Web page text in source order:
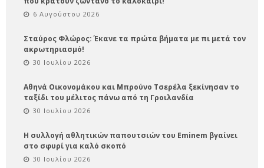
6 Αυγούστου 2026
Σταύρος Φλώρος: Έκανε τα πρώτα βήματα με πι μετά τον
ακρωτηριασμό!
30 Ιουλίου 2026
Αθηνά Οικονομάκου και Μπρούνο Τσερέλα ξεκίνησαν το
ταξίδι του μέλιτος πάνω από τη Γροιλανδία
30 Ιουλίου 2026
Η συλλογή αθλητικών παπουτσιών του Eminem βγαίνει
στο σφυρί για καλό σκοπό
30 Ιουλίου 2026